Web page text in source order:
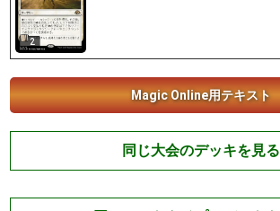
2
Magic Online用テキスト
同じ大会のデッキを見る